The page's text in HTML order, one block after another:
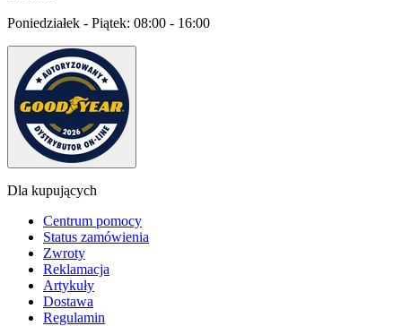
Poniedziałek - Piątek: 08:00 - 16:00
Dla kupujących
Centrum pomocy
Status zamówienia
Zwroty
Reklamacja
Artykuły
Dostawa
Regulamin